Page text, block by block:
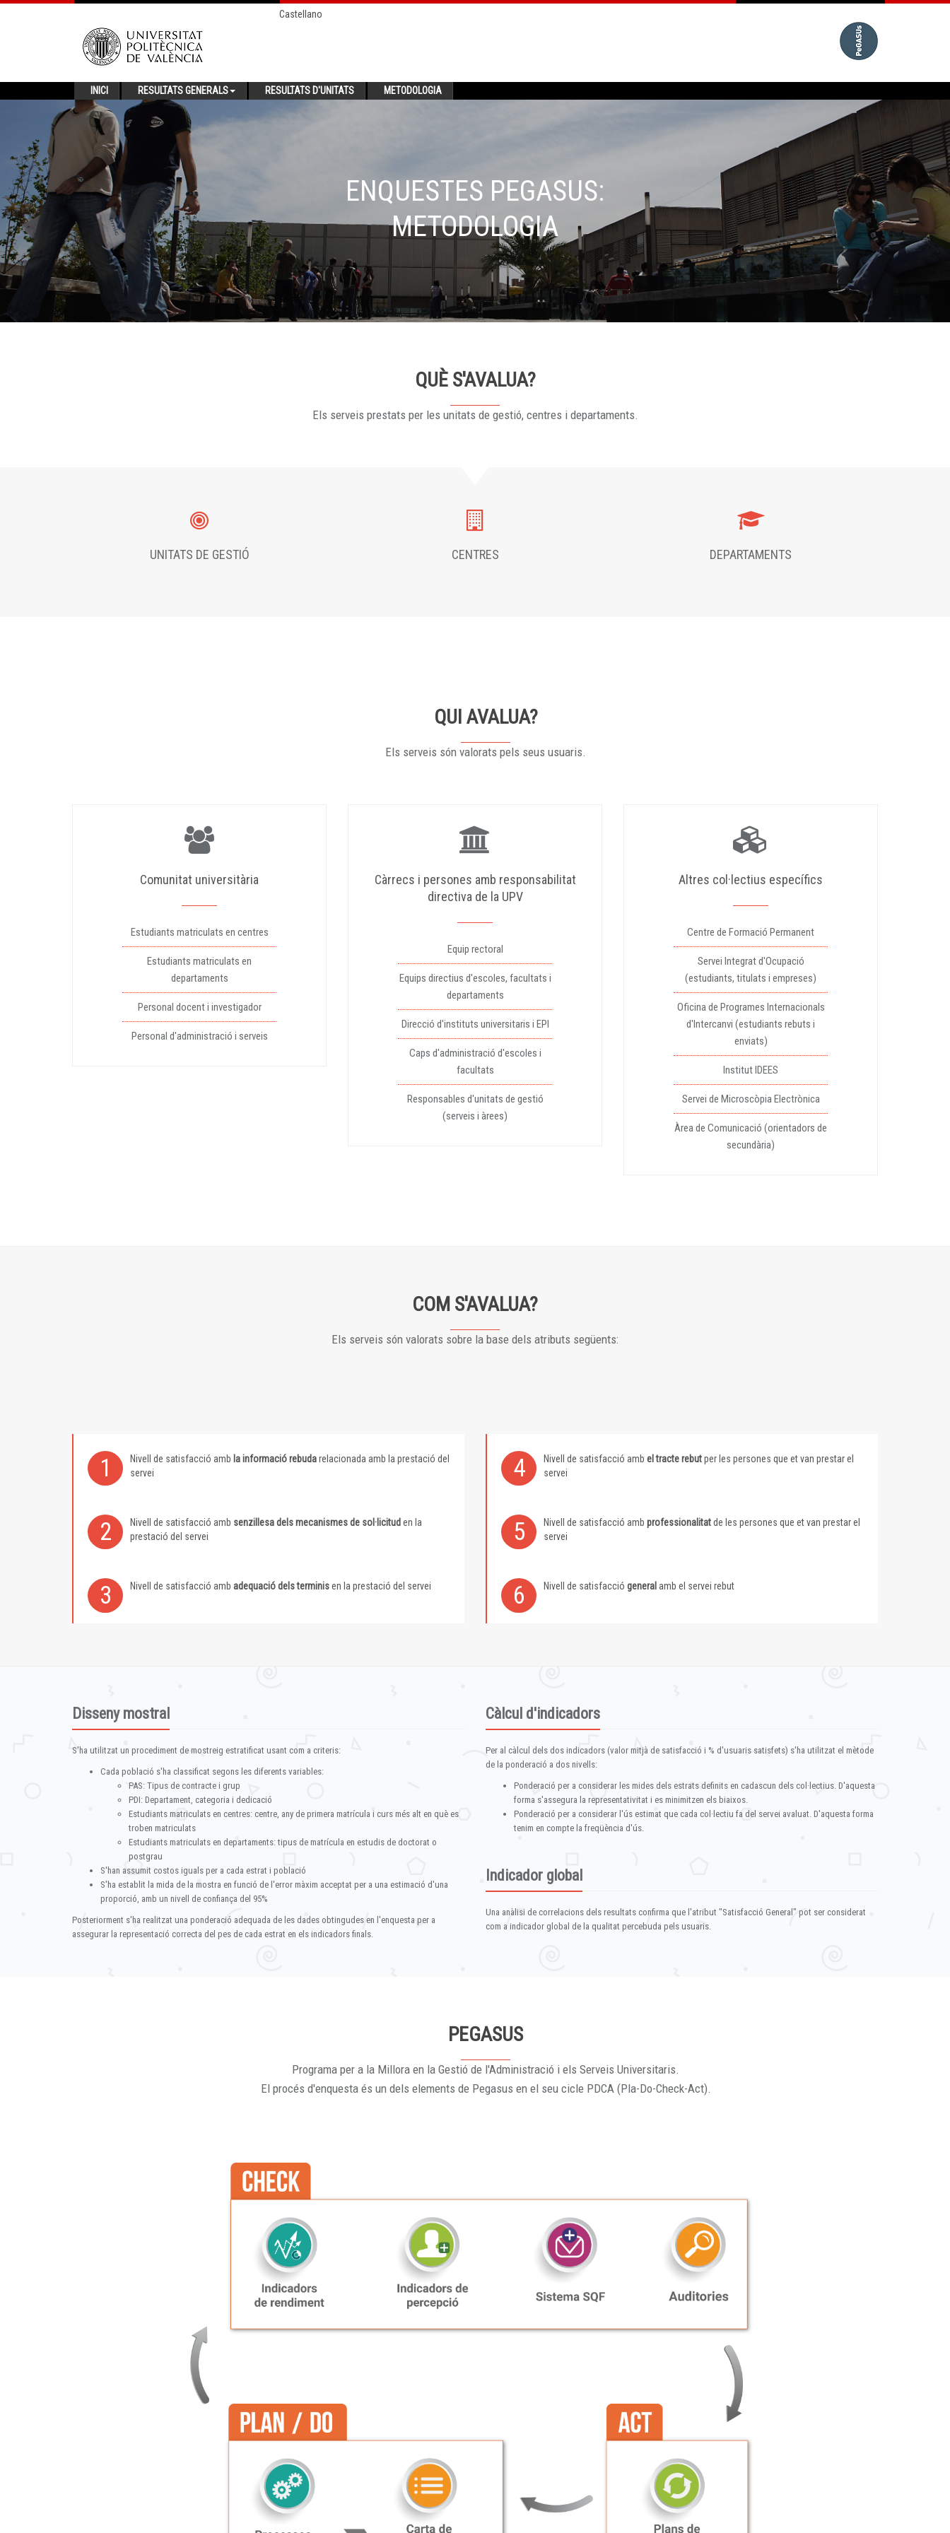
Castellano
INICI RESULTATS GENERALS RESULTATS D'UNITATS METODOLOGIA
ENQUESTES PEGASUS:
METODOLOGIA
QUÈ S'AVALUA?
Els serveis prestats per les unitats de gestió, centres i departaments.
UNITATS DE GESTIÓ CENTRES DEPARTAMENTS
QUI AVALUA?
Els serveis són valorats pels seus usuaris.
Comunitat universitària
Estudiants matriculats en centres
Estudiants matriculats en
departaments
Personal docent i investigador
Personal d'administració i serveis
Càrrecs i persones amb responsabilitat
directiva de la UPV
Equip rectoral
Equips directius d'escoles, facultats i
departaments
Direcció d'instituts universitaris i EPI
Caps d'administració d'escoles i
facultats
Responsables d'unitats de gestió
(serveis i àrees)
Altres col·lectius específics
Centre de Formació Permanent
Servei Integrat d'Ocupació
(estudiants, titulats i empreses)
Oficina de Programes Internacionals
d'Intercanvi (estudiants rebuts i
enviats)
Institut IDEES
Servei de Microscòpia Electrònica
Àrea de Comunicació (orientadors de
secundària)
COM S'AVALUA?
Els serveis són valorats sobre la base dels atributs següents:
1 Nivell de satisfacció amb la informació rebudarelacionada amb la prestació del
servei
4 Nivell de satisfacció amb el tracte rebutper les persones que et van prestar el
servei
2 Nivell de satisfacció amb senzillesa dels mecanismes de sol·licitud en la
prestació del servei
5 Nivell de satisfacció amb professionalitatde les persones que et van prestar el
servei
3 Nivell de satisfacció amb adequació dels terminisen la prestació del servei 6 Nivell de satisfacció general amb el servei rebut
Disseny mostral
S'ha utilitzat un procediment de mostreig estratificat usant com a criteris:
Cada població s'ha classificat segons les diferents variables:
PAS: Tipus de contracte i grup
PDI: Departament, categoria i dedicació
Estudiants matriculats en centres: centre, any de primera matrícula i curs més alt en què es
troben matriculats
Estudiants matriculats en departaments: tipus de matrícula en estudis de doctorat o
postgrau
S'han assumit costos iguals per a cada estrat i població
S'ha establit la mida de la mostra en funció de l'error màxim acceptat per a una estimació d'una
proporció, amb un nivell de confiança del 95%
Posteriorment s'ha realitzat una ponderació adequada de les dades obtingudes en l'enquesta per a
assegurar la representació correcta del pes de cada estrat en els indicadors finals.
Càlcul d'indicadors
Per al càlcul dels dos indicadors (valor mitjà de satisfacció i % d'usuaris satisfets) s'ha utilitzat el mètode
de la ponderació a dos nivells:
Ponderació per a considerar les mides dels estrats definits en cadascun dels col·lectius. D'aquesta
forma s'assegura la representativitat i es minimitzen els biaixos.
Ponderació per a considerar l'ús estimat que cada col·lectiu fa del servei avaluat. D'aquesta forma
tenim en compte la freqüència d'ús.
Indicador global
Una anàlisi de correlacions dels resultats confirma que l'atribut "Satisfacció General" pot ser considerat
com a indicador global de la qualitat percebuda pels usuaris.
PEGASUS
Programa per a la Millora en la Gestió de l'Administració i els Serveis Universitaris.
El procés d'enquesta és un dels elements de Pegasus en el seu cicle PDCA (Pla-Do-Check-Act).